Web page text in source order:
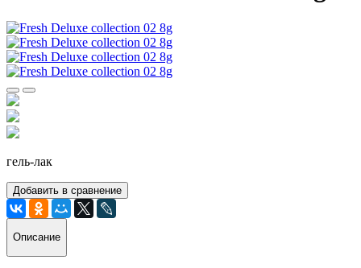
гель-лак
Добавить в сравнение
Описание